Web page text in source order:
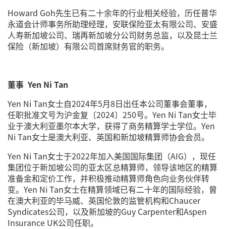
Howard Goh先生已有二十余年的行业相关经验，历任普华
永道会计师事务所助理经理，安联保险亚太有限公司、安盛
人寿新加坡公司、瑞再新加坡分公司财务总监，以及昆士兰
保险（新加坡）有限公司首席财务官的职务。
董事 Yen Ni Tan
Yen Ni Tan女士自2024年5月8日出任本公司董事会董事，
任职批准文号为沪金复〔2024〕250号。Yen Ni Tan女士毕
业于澳大利亚墨尔本大学，获得了商务精算学士学位。Yen
Ni Tan女士是澳大利亚、英国和新加坡精算师协会会员。
Yen Ni Tan女士于2022年加入美国国际集团（AIG），现任
集团位于新加坡公司的亚太区总精算师，领导该地区的精算
准备金和定价工作，并积极推动精算师角色向业务伙伴转
变。Yen Ni Tan女士在精算领域已有二十年的国际经验，曾
在澳大利亚的毕马威、英国伦敦的监管机构和Chaucer
Syndicates公司，以及新加坡的Guy Carpenter和Aspen
Insurance UK公司任职。